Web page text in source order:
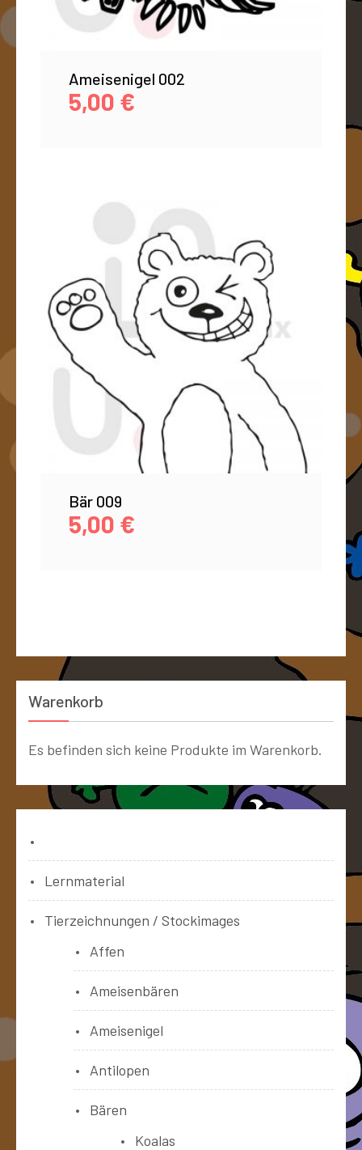
Ameisenigel 002
5,00 €
Bär 009
5,00 €
Warenkorb
Es befinden sich keine Produkte im Warenkorb.
Lernmaterial
Tierzeichnungen / Stockimages
Affen
Ameisenbären
Ameisenigel
Antilopen
Bären
Koalas